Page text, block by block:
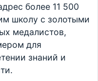
более 11 500
школу с золотыми
медалистов,
для
знаний и